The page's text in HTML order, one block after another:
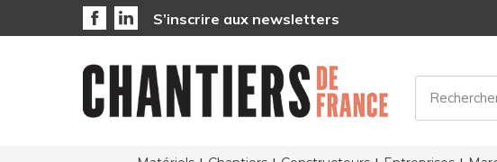
S’inscrire aux newsletters